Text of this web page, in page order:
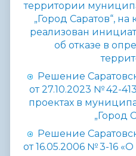
территории
„Город Саратов“,
реализован
об отказе в
Решение
от 27.10.2023 № 42-
проектах в
„Город
Решение
от 16.05.2006 № 3-16